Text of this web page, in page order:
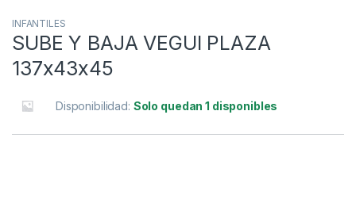
INFANTILES
SUBE Y BAJA VEGUI PLAZA
137x43x45
Disponibilidad: Solo quedan 1 disponibles